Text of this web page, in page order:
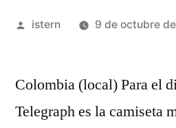
Publicado
istern 9 de octubre
Colombia (local) Para el
Telegraph es la camiseta